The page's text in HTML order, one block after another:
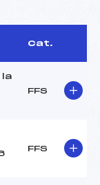
Cat.
la
FFS
FFS